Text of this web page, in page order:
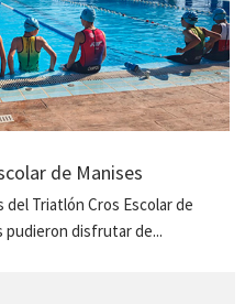
de Manises
Triatlón Cros Escolar de
pudieron disfrutar de...